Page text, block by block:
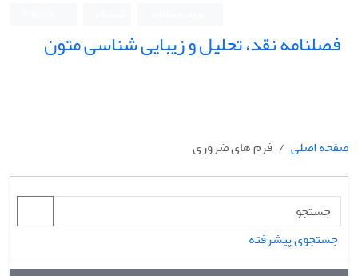
فصلنامه نقد، تحلیل و زیبایی شناسی متون
صفحه اصلی فرم های ضروری
جستجوی پیشرفته